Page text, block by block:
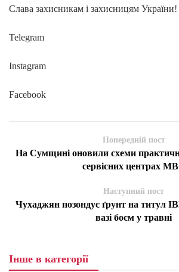
Слава захисникам і захисницям України!
Telegram
Instagram
Facebook
Попередній пост
На Сумщині оновили схеми
сервісних центрах
Наступний пост
Чухаджян позондує ґрунт на титул
вазі боєм у травні
Інше в категорії